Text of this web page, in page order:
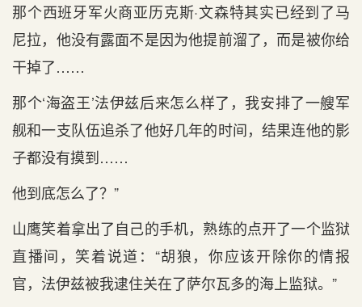
那个西班牙军火商亚历克斯·文森特其实已经到了马
尼拉，他没有露面不是因为他提前溜了，而是被你给
干掉了……
那个‘海盗王’法伊兹后来怎么样了，我安排了一艘军
舰和一支队伍追杀了他好几年的时间，结果连他的影
子都没有摸到……
他到底怎么了？”
山鹰笑着拿出了自己的手机，熟练的点开了一个监狱
直播间，笑着说道：“胡狼，你应该开除你的情报
官，法伊兹被我逮住关在了萨尔瓦多的海上监狱。”